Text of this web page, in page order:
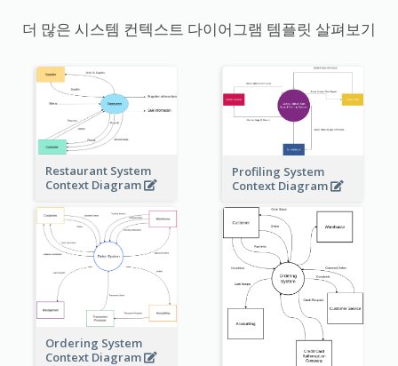
더 많은 시스템 컨텍스트 다이어그램 템플릿 살펴보기
Restaurant System
Context Diagram
Profiling System
Context Diagram
Ordering System
Context Diagram